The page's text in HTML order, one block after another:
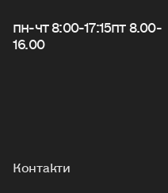
пн-чт 8:00-17:15пт 8.00-
16.00
Контакти